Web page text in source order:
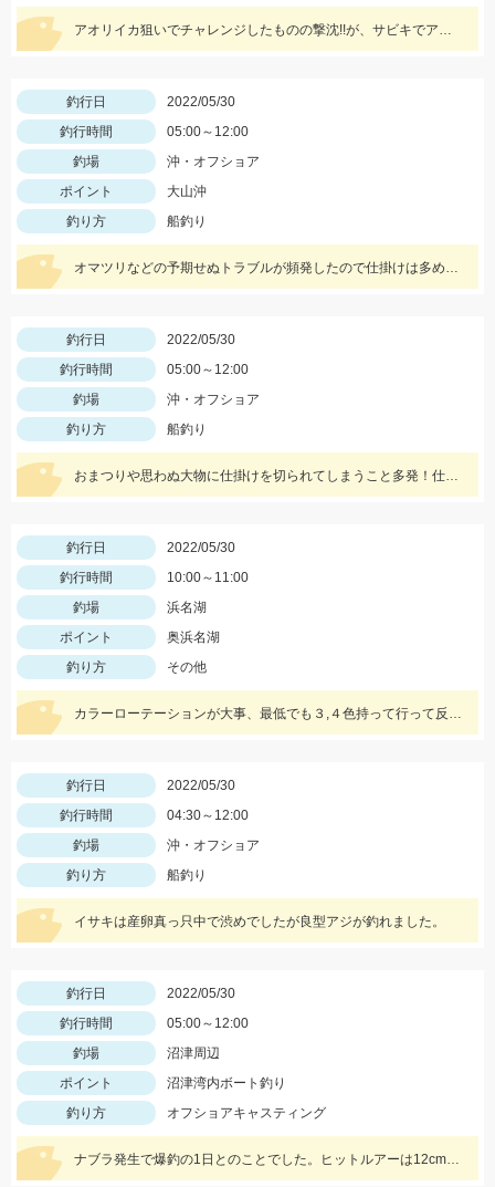
アオリイカ狙いでチャレンジしたものの撃沈!!が、サビキでアジ、サバが入れ食い!!豆アジマッチとサビキ三昧をお忘れなく!
釣行日
2022/05/30
釣行時間
05:00～12:00
釣場
沖・オフショア
ポイント
大山沖
釣り方
船釣り
オマツリなどの予期せぬトラブルが頻発したので仕掛けは多めに持っていくことがオススメ!
釣行日
2022/05/30
釣行時間
05:00～12:00
釣場
沖・オフショア
釣り方
船釣り
おまつりや思わぬ大物に仕掛けを切られてしまうこと多発！仕掛けは１０セットはあると安心です！
釣行日
2022/05/30
釣行時間
10:00～11:00
釣場
浜名湖
ポイント
奥浜名湖
釣り方
その他
カラーローテーションが大事、最低でも３,４色持って行って反応が鈍ったら色を変えてみよう。
釣行日
2022/05/30
釣行時間
04:30～12:00
釣場
沖・オフショア
釣り方
船釣り
イサキは産卵真っ只中で渋めでしたが良型アジが釣れました。
釣行日
2022/05/30
釣行時間
05:00～12:00
釣場
沼津周辺
ポイント
沼津湾内ボート釣り
釣り方
オフショアキャスティング
ナブラ発生で爆釣の1日とのことでした。ヒットルアーは12cmのシンキングペンシル。 90㎝クラスの大型ブリ。おめでとうございます！